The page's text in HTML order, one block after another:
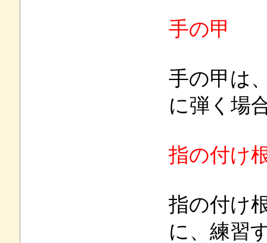
手の甲
手の甲は
に弾く場
指の付け
指の付け
に、練習